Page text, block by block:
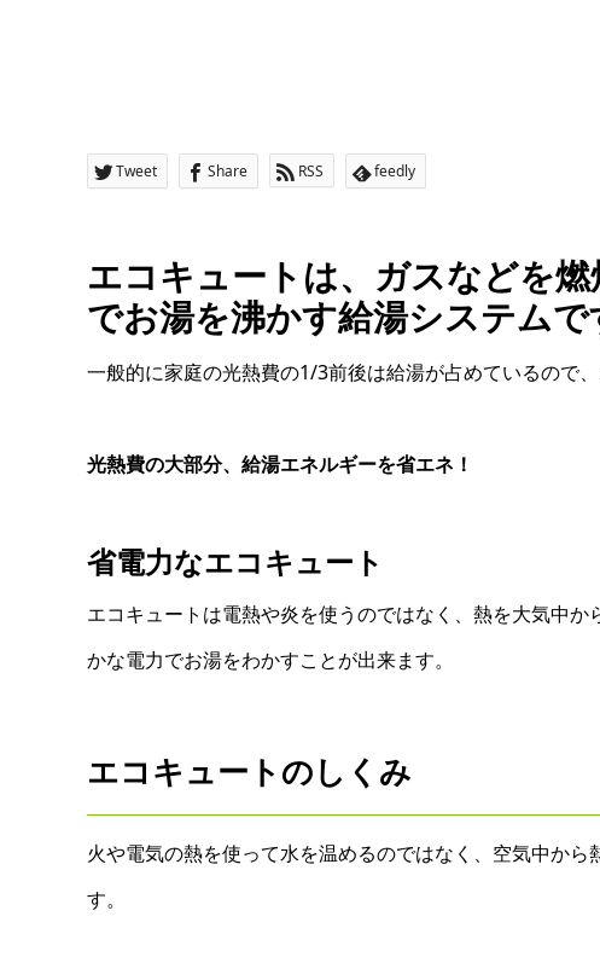
Tweet Share RSS feedly
エコキュートは、ガスなどを
でお湯を沸かす給湯システムで
一般的に家庭の光熱費の1/3前後は給湯が占めているので
光熱費の大部分、給湯エネルギーを省エネ！
省電力なエコキュート
エコキュートは電熱や炎を使うのではなく、熱を大気中
かな電力でお湯をわかすことが出来ます。
エコキュートのしくみ
火や電気の熱を使って水を温めるのではなく、空気中か
す。